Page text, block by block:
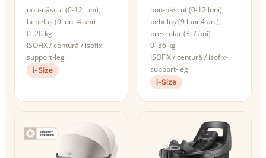
nou-născut (0-12 luni),
bebeluș (9 luni-4 ani)
0–20 kg
ISOFIX / centură / isofix-
support-leg
i-Size
nou-născut (0-12 luni),
bebeluș (9 luni-4 ani),
preșcolar (3-7 ani)
0–36 kg
ISOFIX / centură / isofix-
support-leg
i-Size